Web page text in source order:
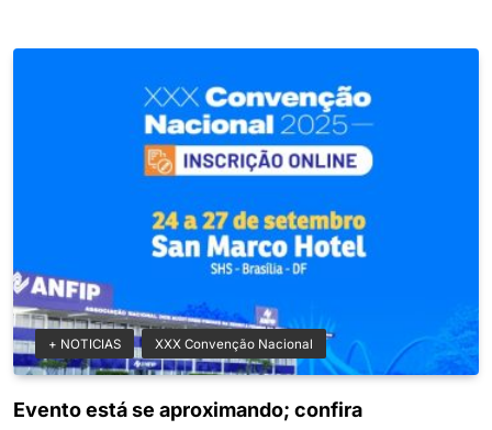
+ NOTICIAS XXX Convenção Nacional
Evento está se aproximando; confira